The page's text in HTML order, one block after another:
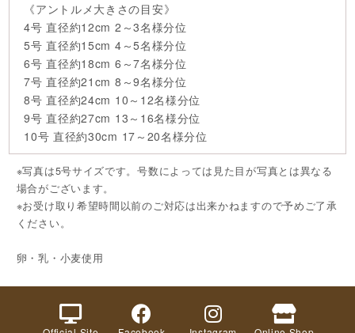
《アントルメ大きさの目安》
4号 直径約12cm 2～3名様分位
5号 直径約15cm 4～5名様分位
6号 直径約18cm 6～7名様分位
7号 直径約21cm 8～9名様分位
8号 直径約24cm 10～12名様分位
9号 直径約27cm 13～16名様分位
10号 直径約30cm 17～20名様分位
※写真は5号サイズです。号数によっては見た目が写真とは異なる
場合がございます。
※お受け取り希望時間以前のご対応は出来かねますので予めご了承
ください。
卵・乳・小麦使用